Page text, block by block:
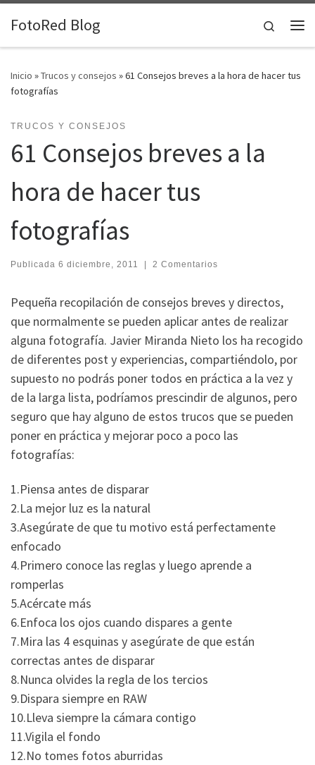
Saltar al contenido
FotoRed Blog
Search
Inicio »Trucos y consejos »61 Consejos breves a la hora de hacer tus
fotografías
TRUCOS Y CONSEJOS
61 Consejos breves a la
hora de hacer tus
fotografías
Publicada 6 diciembre, 2011 | 2 Comentarios
Pequeña recopilación de consejos breves y directos,
que normalmente se pueden aplicar antes de realizar
alguna fotografía. Javier Miranda Nieto los ha recogido
de diferentes post y experiencias, compartiéndolo, por
supuesto no podrás poner todos en práctica a la vez y
de la larga lista, podríamos prescindir de algunos, pero
seguro que hay alguno de estos trucos que se pueden
poner en práctica y mejorar poco a poco las
fotografías:
1.Piensa antes de disparar
2.La mejor luz es la natural
3.Asegúrate de que tu motivo está perfectamente
enfocado
4.Primero conoce las reglas y luego aprende a
romperlas
5.Acércate más
6.Enfoca los ojos cuando dispares a gente
7.Mira las 4 esquinas y asegúrate de que están
correctas antes de disparar
8.Nunca olvides la regla de los tercios
9.Dispara siempre en RAW
10.Lleva siempre la cámara contigo
11.Vigila el fondo
12.No tomes fotos aburridas